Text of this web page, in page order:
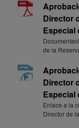
Director
Especial
de la
Director
Especial
Enlace a la
Director de